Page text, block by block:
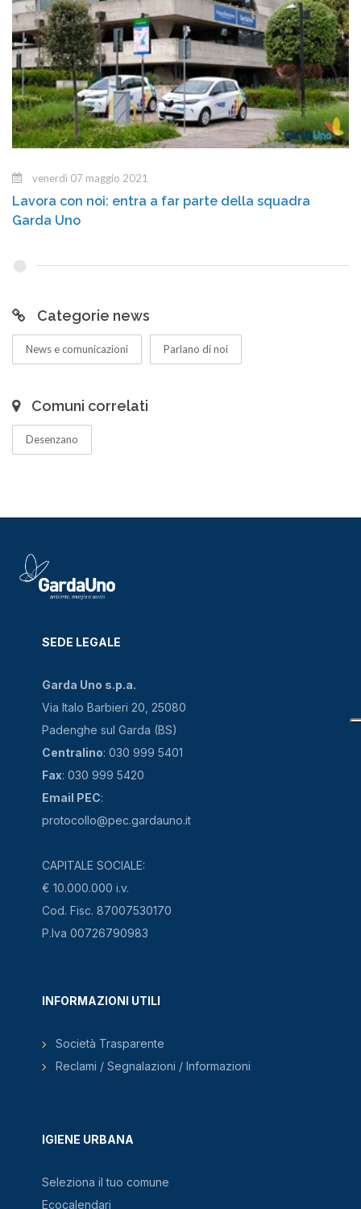
venerdì 07 maggio 2021
Lavora con noi: entra a far parte della squadra
Garda Uno
Categorie news
News e comunicazioni Parlano di noi
Comuni correlati
Desenzano
SEDE LEGALE
Garda Uno s.p.a.
Via Italo Barbieri 20, 25080
Padenghe sul Garda (BS)
Centralino: 030 999 5401
Fax: 030 999 5420
Email PEC:
protocollo@pec.gardauno.it
CAPITALE SOCIALE:
€ 10.000.000 i.v.
Cod. Fisc. 87007530170
P.Iva 00726790983
IGIENE URBANA
Seleziona il tuo comune
Ecocalendari
INFORMAZIONI UTILI
Società Trasparente
Reclami / Segnalazioni / Informazioni